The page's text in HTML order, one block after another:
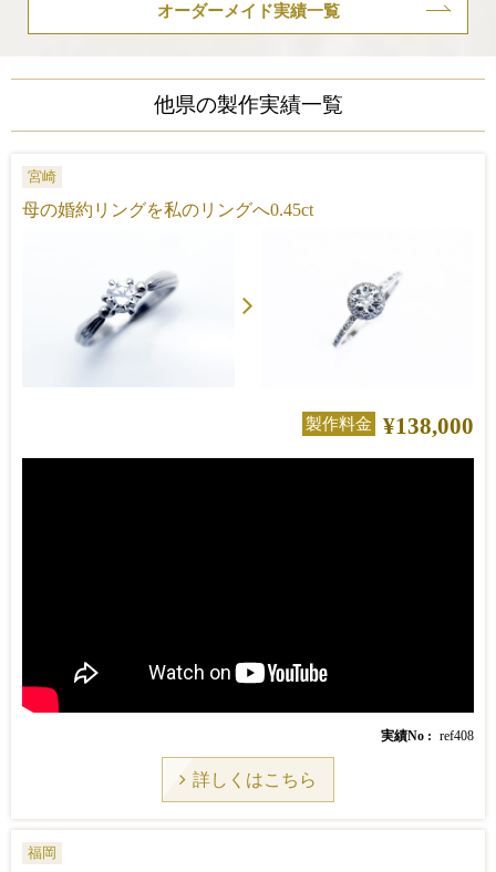
オーダーメイド実績一覧
他県の製作実績一覧
宮崎
母の婚約リングを私のリングへ0.45ct
製作料金 ¥138,000
実績No ref408
詳しくはこちら
福岡